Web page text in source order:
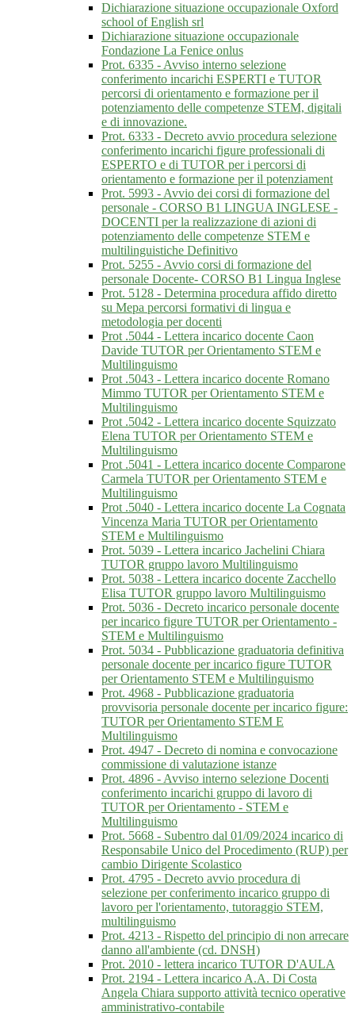
Dichiarazione situazione occupazionale Oxford
school of English srl
Dichiarazione situazione occupazionale
Fondazione La Fenice onlus
Prot. 6335 - Avviso interno selezione
conferimento incarichi ESPERTI e TUTOR
percorsi di orientamento e formazione per il
potenziamento delle competenze STEM, digitali
e di innovazione.
Prot. 6333 - Decreto avvio procedura selezione
conferimento incarichi figure professionali di
ESPERTO e di TUTOR per i percorsi di
orientamento e formazione per il potenziament
Prot. 5993 - Avvio dei corsi di formazione del
personale - CORSO B1 LINGUA INGLESE -
DOCENTI per la realizzazione di azioni di
potenziamento delle competenze STEM e
multilinguistiche Definitivo
Prot. 5255 - Avvio corsi di formazione del
personale Docente- CORSO B1 Lingua Inglese
Prot. 5128 - Determina procedura affido diretto
su Mepa percorsi formativi di lingua e
metodologia per docenti
Prot .5044 - Lettera incarico docente Caon
Davide TUTOR per Orientamento STEM e
Multilinguismo
Prot .5043 - Lettera incarico docente Romano
Mimmo TUTOR per Orientamento STEM e
Multilinguismo
Prot .5042 - Lettera incarico docente Squizzato
Elena TUTOR per Orientamento STEM e
Multilinguismo
Prot .5041 - Lettera incarico docente Comparone
Carmela TUTOR per Orientamento STEM e
Multilinguismo
Prot .5040 - Lettera incarico docente La Cognata
Vincenza Maria TUTOR per Orientamento
STEM e Multilinguismo
Prot. 5039 - Lettera incarico Jachelini Chiara
TUTOR gruppo lavoro Multilinguismo
Prot. 5038 - Lettera incarico docente Zacchello
Elisa TUTOR gruppo lavoro Multilinguismo
Prot. 5036 - Decreto incarico personale docente
per incarico figure TUTOR per Orientamento -
STEM e Multilinguismo
Prot. 5034 - Pubblicazione graduatoria definitiva
personale docente per incarico figure TUTOR
per Orientamento STEM e Multilinguismo
Prot. 4968 - Pubblicazione graduatoria
provvisoria personale docente per incarico figure:
TUTOR per Orientamento STEM E
Multilinguismo
Prot. 4947 - Decreto di nomina e convocazione
commissione di valutazione istanze
Prot. 4896 - Avviso interno selezione Docenti
conferimento incarichi gruppo di lavoro di
TUTOR per Orientamento - STEM e
Multilinguismo
Prot. 5668 - Subentro dal 01/09/2024 incarico di
Responsabile Unico del Procedimento (RUP) per
cambio Dirigente Scolastico
Prot. 4795 - Decreto avvio procedura di
selezione per conferimento incarico gruppo di
lavoro per l'orientamento, tutoraggio STEM,
multilinguismo
Prot. 4213 - Rispetto del principio di non arrecare
danno all'ambiente (cd. DNSH)
Prot. 2010 - lettera incarico TUTOR D'AULA
Prot. 2194 - Lettera incarico A.A. Di Costa
Angela Chiara supporto attività tecnico operative
amministrativo-contabile